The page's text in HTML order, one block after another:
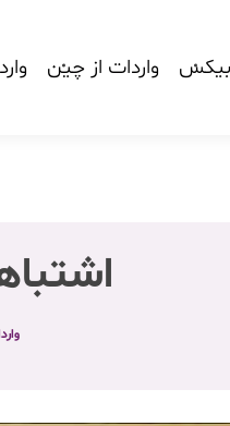
واردات از چین